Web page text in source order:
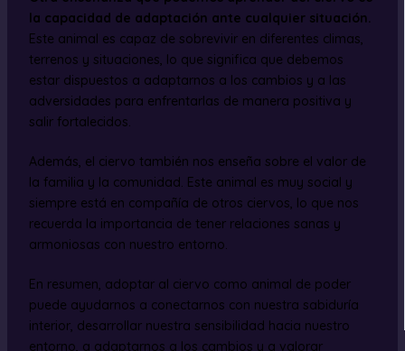
la capacidad de adaptación ante cualquier situación.
Este animal es capaz de sobrevivir en diferentes climas,
terrenos y situaciones, lo que significa que debemos
estar dispuestos a adaptarnos a los cambios y a las
adversidades para enfrentarlas de manera positiva y
salir fortalecidos.
Además, el ciervo también nos enseña sobre el valor de
la familia y la comunidad. Este animal es muy social y
siempre está en compañía de otros ciervos, lo que nos
recuerda la importancia de tener relaciones sanas y
armoniosas con nuestro entorno.
En resumen, adoptar al ciervo como animal de poder
puede ayudarnos a conectarnos con nuestra sabiduría
interior, desarrollar nuestra sensibilidad hacia nuestro
entorno, a adaptarnos a los cambios y a valorar